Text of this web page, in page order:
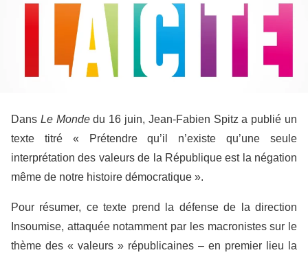
Dans Le Mondedu 16 juin, Jean-Fabien Spitz a publié un
texte titré « Prétendre qu’il n’existe qu’une seule
interprétation des valeurs de la République est la négation
même de notre histoire démocratique ».
Pour résumer, ce texte prend la défense de la direction
Insoumise, attaquée notamment par les macronistes sur le
thème des « valeurs » républicaines – en premier lieu la